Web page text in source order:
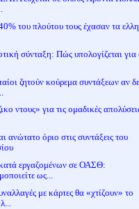
του πλούτου τους έχασαν τα
σύνταξη: Πώς υπολογίζεται για
ζητούν κούρεμα συντάξεων αν
ντους» για τις ομαδικές
ανώτατο όριο στις συντάξεις του
εργαζομένων σε ΟΑΣΘ:
ως...
με κάρτες θα «χτίζουν» το